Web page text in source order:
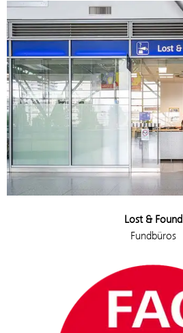
Lost & Found
Fundbüros